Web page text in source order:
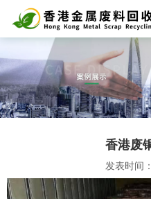
香港废
发表时间：